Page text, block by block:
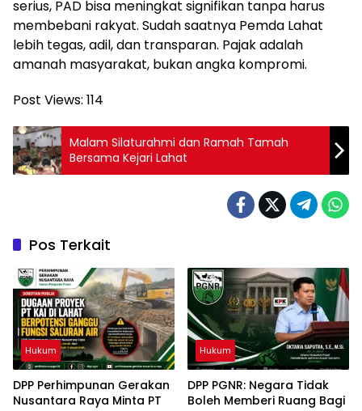
serius, PAD bisa meningkat signifikan tanpa harus
membebani rakyat. Sudah saatnya Pemda Lahat
lebih tegas, adil, dan transparan. Pajak adalah
amanah masyarakat, bukan angka kompromi.
Post Views: 114
Malam Silaturahmi dan Ramah Tamah
Bersama Kejari Lahat
Pos Terkait
Hukum
DPP Perhimpunan Gerakan
Nusantara Raya Minta PT
Hukum
DPP PGNR: Negara Tidak
Boleh Memberi Ruang Bagi